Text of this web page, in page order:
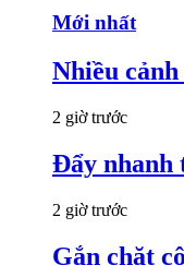
Mới nhất
Nhiều
2 giờ trước
Đẩy nhanh
2 giờ trước
Gắn chặt